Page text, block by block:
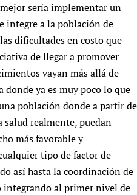
sería implementar un
integre a la población de
dificultades en costo que
de llegar a promover
vayan más allá de
donde ya es muy poco lo que
población donde a partir de
realmente, puedan
más favorable y
tipo de factor de
así hasta la coordinación de
al primer nivel de